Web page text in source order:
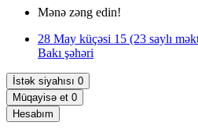
Mənə zəng edin!
28 May küçəsi 15 (23 saylı
Bakı şəhəri
İstək siyahısı 0
Müqayisə et 0
Hesabım